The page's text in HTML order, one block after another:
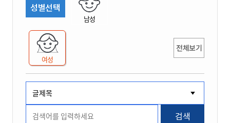
성별선택
남성
여성
전체보기
검색